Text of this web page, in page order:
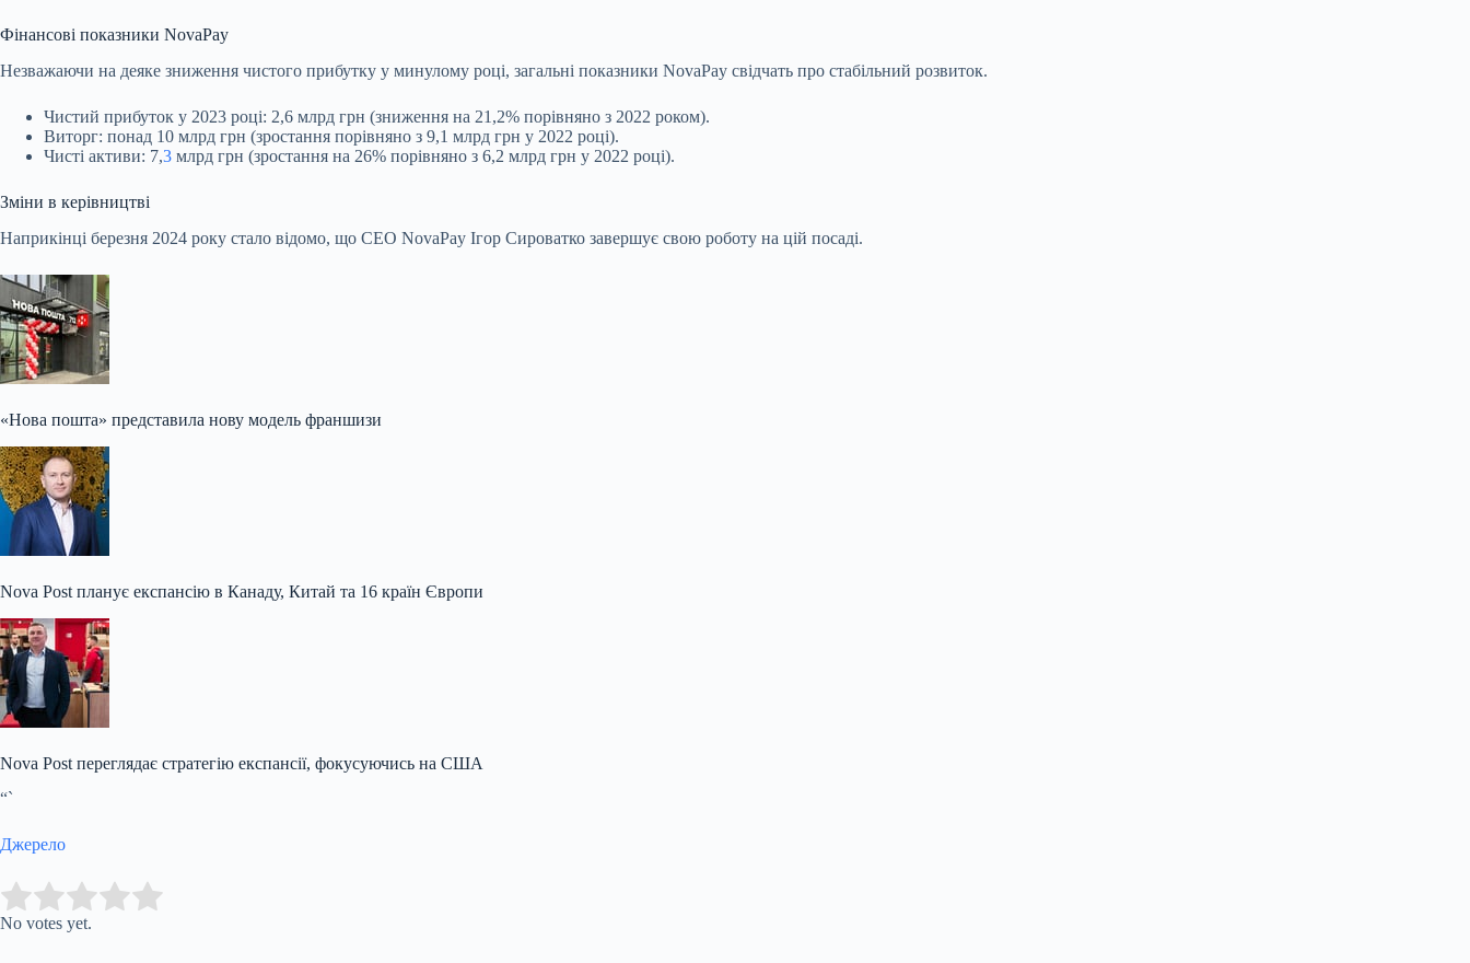
Фінансові показники NovaPay
Незважаючи на деяке зниження чистого прибутку у минулому році, загальні показники NovaPay свідчать про стабільний розвиток.
Чистий прибуток у 2023 році: 2,6 млрд грн (зниження на 21,2% порівняно з 2022 роком).
Виторг: понад 10 млрд грн (зростання порівняно з 9,1 млрд грн у 2022 році).
Чисті активи: 7,3 млрд грн (зростання на 26% порівняно з 6,2 млрд грн у 2022 році).
Зміни в керівництві
Наприкінці березня 2024 року стало відомо, що CEO NovaPay Ігор Сироватко завершує свою роботу на цій посаді.
«Нова пошта» представила нову модель франшизи
Nova Post планує експансію в Канаду, Китай та 16 країн Європи
Nova Post переглядає стратегію експансії, фокусуючись на США
“`
Джерело
Rate this item:
No votes yet.